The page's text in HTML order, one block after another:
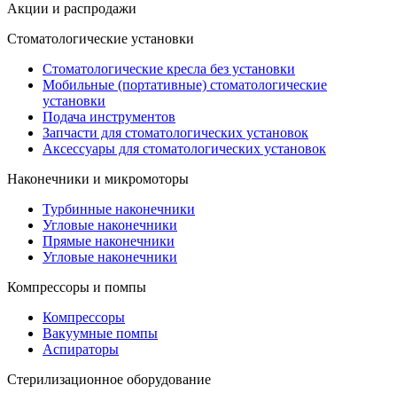
Акции и распродажи
Стоматологические установки
Стоматологические кресла без установки
Мобильные (портативные) стоматологические
установки
Подача инструментов
Запчасти для стоматологических установок
Аксессуары для стоматологических установок
Наконечники и микромоторы
Турбинные наконечники
Угловые наконечники
Прямые наконечники
Угловые наконечники
Компрессоры и помпы
Компрессоры
Вакуумные помпы
Аспираторы
Стерилизационное оборудование